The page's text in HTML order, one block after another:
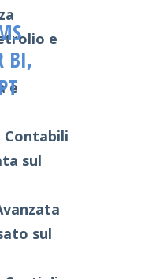
BI,
e
e
sul
sul